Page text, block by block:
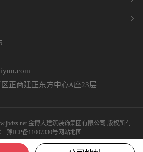
正商建正东方中心A座23层
金博大建筑装饰集团有限公司 版权所有
豫ICP备11007330号 网站地图